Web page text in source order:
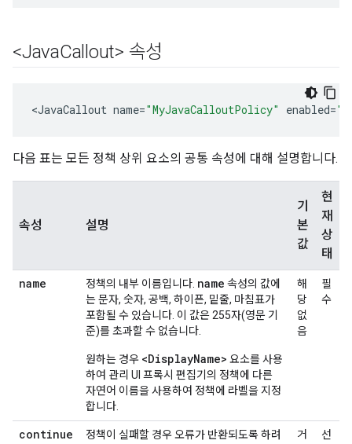
<JavaCallout> 속성
<JavaCallout name="MyJavaCalloutPolicy" enabled=
다음 표는 모든 정책 상위 요소의 공통 속성에 대해 설명합니다.
속성 설명
기
본
값
현
재
상
태
name
정책의 내부 이름입니다. name 속성의 값에
는 문자, 숫자, 공백, 하이픈, 밑줄, 마침표가
포함될 수 있습니다. 이 값은 255자(영문 기
준)를 초과할 수 없습니다.
원하는 경우 <DisplayName> 요소를 사용
하여 관리 UI 프록시 편집기의 정책에 다른
자연어 이름을 사용하여 정책에 라벨을 지정
합니다.
해
당
없
음
필
수
continue
정책이 실패할 경우 오류가 반환되도록 하려 거 선